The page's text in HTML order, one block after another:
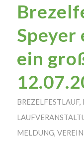
ein
BREZELFESTLAUF,
MELDUNG, VEREIN